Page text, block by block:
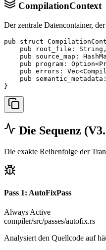
CompilationContext
Der zentrale Datencontainer,
pub struct
    pub root_file: String,
pub source_map:
pub program:
pub errors:
pub
}
Die Sequenz
Die exakte Reihenfolge der
Pass 1: AutoFixPass
Always Active
compiler/src/passes/autofix.rs
Analysiert den Quellcode auf